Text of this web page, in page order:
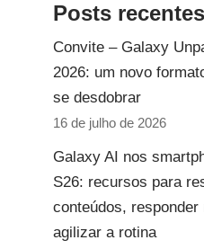
Posts recentes
Convite – Galaxy
2026: um novo
se desdobrar
16 de julho de 2026
Galaxy AI nos
S26: recursos para
conteúdos, responder
agilizar a rotina